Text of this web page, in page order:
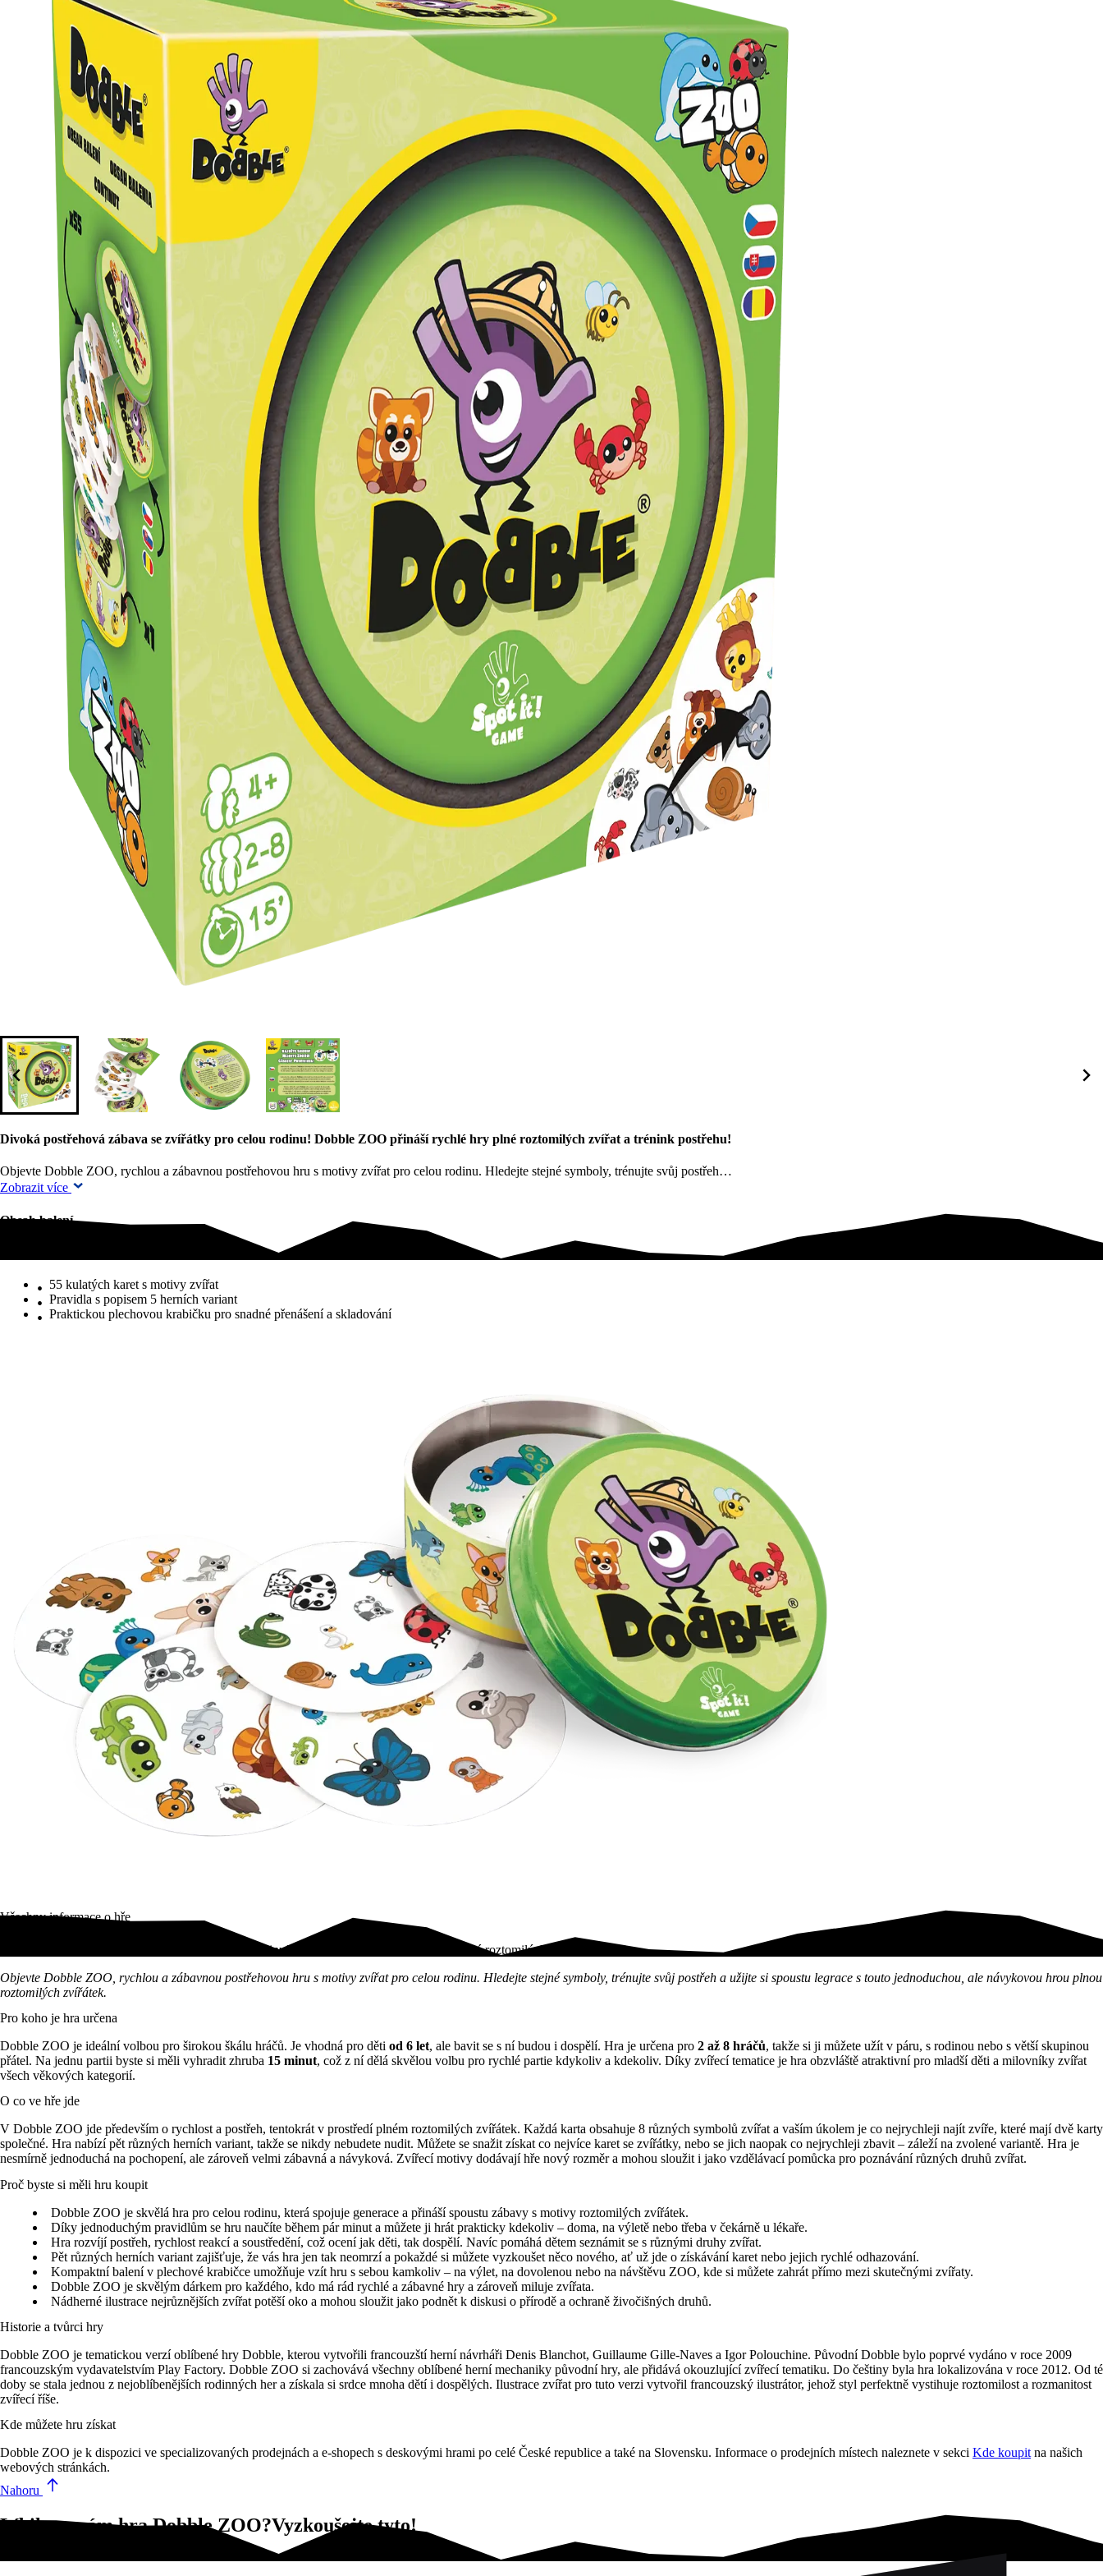
Divoká postřehová zábava se zvířátky pro celou rodinu! Dobble ZOO přináší rychlé hry plné roztomilých zvířat a trénink postřehu!
Objevte Dobble ZOO, rychlou a zábavnou postřehovou hru s motivy zvířat pro celou rodinu. Hledejte stejné symboly, trénujte svůj postřeh…
Zobrazit více
Obsah balení
55 kulatých karet s motivy zvířat
Pravidla s popisem 5 herních variant
Praktickou plechovou krabičku pro snadné přenášení a skladování
Všechny informace o hře
Divoká postřehová zábava se zvířátky pro celou rodinu! Dobble ZOO přináší rychlé hry plné roztomilých…
Objevte Dobble ZOO, rychlou a zábavnou postřehovou hru s motivy zvířat pro celou rodinu. Hledejte stejné symboly, trénujte svůj postřeh a užijte si spoustu legrace s touto jednoduchou, ale návykovou hrou plnou
roztomilých zvířátek.
Pro koho je hra určena
Dobble ZOO je ideální volbou pro širokou škálu hráčů. Je vhodná pro děti od 6 let, ale bavit se s ní budou i dospělí. Hra je určena pro 2 až 8 hráčů, takže si ji můžete užít v páru, s rodinou nebo s větší skupinou
přátel. Na jednu partii byste si měli vyhradit zhruba 15 minut, což z ní dělá skvělou volbu pro rychlé partie kdykoliv a kdekoliv. Díky zvířecí tematice je hra obzvláště atraktivní pro mladší děti a milovníky zvířat
všech věkových kategorií.
O co ve hře jde
V Dobble ZOO jde především o rychlost a postřeh, tentokrát v prostředí plném roztomilých zvířátek. Každá karta obsahuje 8 různých symbolů zvířat a vaším úkolem je co nejrychleji najít zvíře, které mají dvě karty
společné. Hra nabízí pět různých herních variant, takže se nikdy nebudete nudit. Můžete se snažit získat co nejvíce karet se zvířátky, nebo se jich naopak co nejrychleji zbavit – záleží na zvolené variantě. Hra je
nesmírně jednoduchá na pochopení, ale zároveň velmi zábavná a návyková. Zvířecí motivy dodávají hře nový rozměr a mohou sloužit i jako vzdělávací pomůcka pro poznávání různých druhů zvířat.
Proč byste si měli hru koupit
Dobble ZOO je skvělá hra pro celou rodinu, která spojuje generace a přináší spoustu zábavy s motivy roztomilých zvířátek.
Díky jednoduchým pravidlům se hru naučíte během pár minut a můžete ji hrát prakticky kdekoliv – doma, na výletě nebo třeba v čekárně u lékaře.
Hra rozvíjí postřeh, rychlost reakcí a soustředění, což ocení jak děti, tak dospělí. Navíc pomáhá dětem seznámit se s různými druhy zvířat.
Pět různých herních variant zajišťuje, že vás hra jen tak neomrzí a pokaždé si můžete vyzkoušet něco nového, ať už jde o získávání karet nebo jejich rychlé odhazování.
Kompaktní balení v plechové krabičce umožňuje vzít hru s sebou kamkoliv – na výlet, na dovolenou nebo na návštěvu ZOO, kde si můžete zahrát přímo mezi skutečnými zvířaty.
Dobble ZOO je skvělým dárkem pro každého, kdo má rád rychlé a zábavné hry a zároveň miluje zvířata.
Nádherné ilustrace nejrůznějších zvířat potěší oko a mohou sloužit jako podnět k diskusi o přírodě a ochraně živočišných druhů.
Historie a tvůrci hry
Dobble ZOO je tematickou verzí oblíbené hry Dobble, kterou vytvořili francouzští herní návrháři Denis Blanchot, Guillaume Gille-Naves a Igor Polouchine. Původní Dobble bylo poprvé vydáno v roce 2009
francouzským vydavatelstvím Play Factory. Dobble ZOO si zachovává všechny oblíbené herní mechaniky původní hry, ale přidává okouzlující zvířecí tematiku. Do češtiny byla hra lokalizována v roce 2012. Od té
doby se stala jednou z nejoblíbenějších rodinných her a získala si srdce mnoha dětí i dospělých. Ilustrace zvířat pro tuto verzi vytvořil francouzský ilustrátor, jehož styl perfektně vystihuje roztomilost a rozmanitost
zvířecí říše.
Kde můžete hru získat
Dobble ZOO je k dispozici ve specializovaných prodejnách a e-shopech s deskovými hrami po celé České republice a také na Slovensku. Informace o prodejních místech naleznete v sekci Kde koupit na našich
webových stránkách.
Nahoru
Líbila se vám hra Dobble ZOO?Vyzkoušejte tyto!